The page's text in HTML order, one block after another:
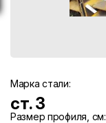
Марка стали:
ст. 3
Размер профиля, см: